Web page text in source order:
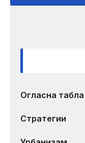
Огласна табла
Стратегии